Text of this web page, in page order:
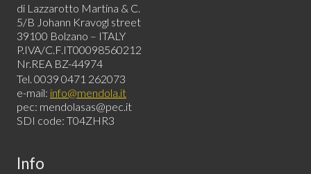
di Lazzarotto Martina & C.
5/B Johann Kravogl street
39100 Bolzano – ITALY
P.IVA/C.F.IT00098560212
Nr.REA BZ-44974
Tel. 0039 0471 262073
e-mail: info@mendola.it
pec: mendolasas@pec.it
SDI code: T04ZHR3
Info